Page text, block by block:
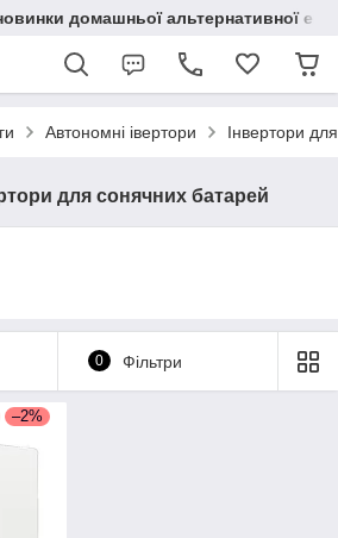
домашньої альтернативної
Автономні івертори Інвертори
для сонячних батарей
0 Фільтри
–2%